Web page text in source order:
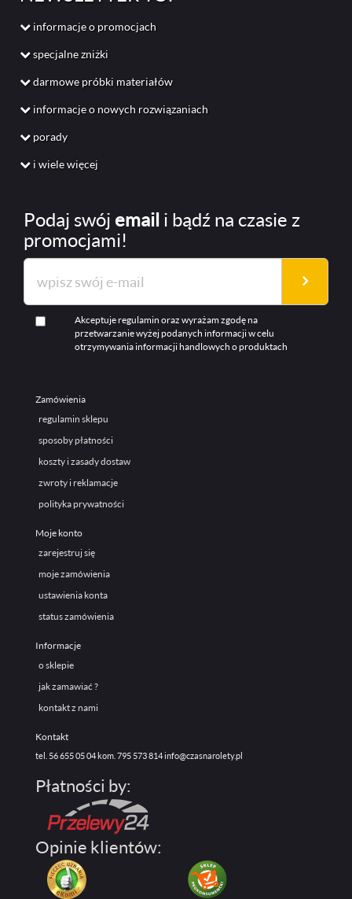
informacje o promocjach
specjalne zniżki
darmowe próbki materiałów
informacje o nowych rozwiązaniach
porady
i wiele więcej
Podaj swój email i bądź na czasie z
promocjami!
Akceptuje regulamin oraz wyrażam zgodę na
przetwarzanie wyżej podanych informacji w celu
otrzymywania informacji handlowych o produktach
Zamówienia
regulamin sklepu
sposoby płatności
koszty i zasady dostaw
zwroty i reklamacje
polityka prywatności
Moje konto
zarejestruj się
moje zamówienia
ustawienia konta
status zamówienia
Informacje
o sklepie
jak zamawiać ?
kontakt z nami
Kontakt
tel. 56 655 05 04kom. 795 573 814info@czasnarolety.pl
Płatności by:
Opinie klientów: